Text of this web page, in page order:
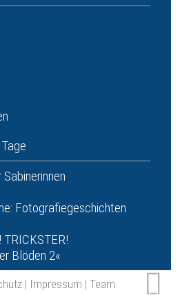
Fotografiegeschichten
TRICKSTER!
Blöden 2«
| Impressum | Team